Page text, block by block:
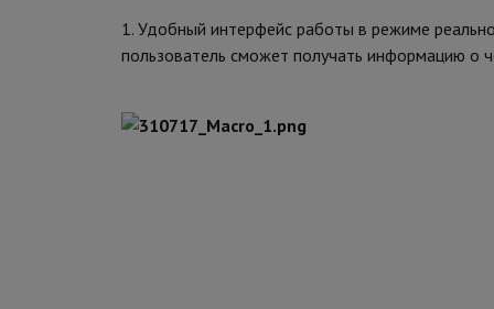
1. Удобный интерфейс работы в режиме
пользователь сможет получать информацию о